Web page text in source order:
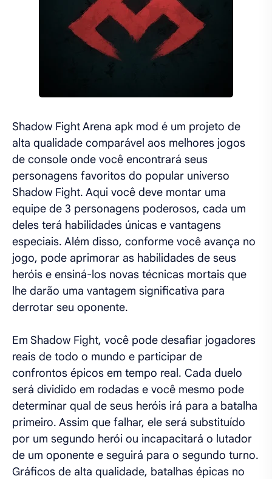
Shadow Fight Arena apk mod é um projeto de
alta qualidade comparável aos melhores jogos
de console onde você encontrará seus
personagens favoritos do popular universo
Shadow Fight. Aqui você deve montar uma
equipe de 3 personagens poderosos, cada um
deles terá habilidades únicas e vantagens
especiais. Além disso, conforme você avança no
jogo, pode aprimorar as habilidades de seus
heróis e ensiná-los novas técnicas mortais que
lhe darão uma vantagem significativa para
derrotar seu oponente.
Em Shadow Fight, você pode desafiar jogadores
reais de todo o mundo e participar de
confrontos épicos em tempo real. Cada duelo
será dividido em rodadas e você mesmo pode
determinar qual de seus heróis irá para a batalha
primeiro. Assim que falhar, ele será substituído
por um segundo herói ou incapacitará o lutador
de um oponente e seguirá para o segundo turno.
Gráficos de alta qualidade, batalhas épicas no